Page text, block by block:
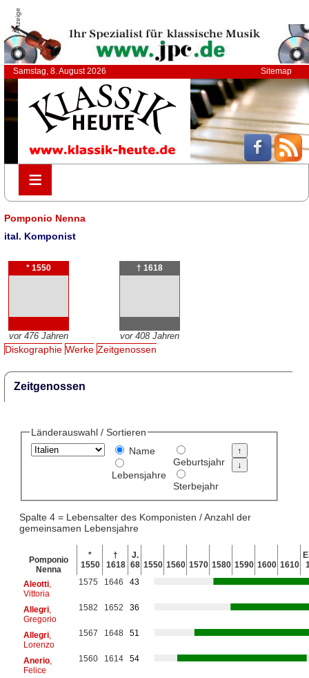
Anzeige
Samstag, 8. August 2026 Sitemap
≡
≡
Pomponio Nenna
ital. Komponist
* 1550
vor 476 Jahren
† 1618
vor 408 Jahren
Diskographie Werke Zeitgenossen
Zeitgenossen
Länderauswahl / Sortieren
Name
Lebensjahre
Geburtsjahr
Sterbejahr
Spalte 4 = Lebensalter des Komponisten / Anzahl der
gemeinsamen Lebensjahre
Pomponio
Nenna
*
1550
†
1618
J.
68 1550 1560 1570 1580 1590 1600 1610
Aleotti,
Vittoria
1575 1646 43
Allegri,
Gregorio
1582 1652 36
Allegri,
Lorenzo
1567 1648 51
Anerio,
Felice
1560 1614 54